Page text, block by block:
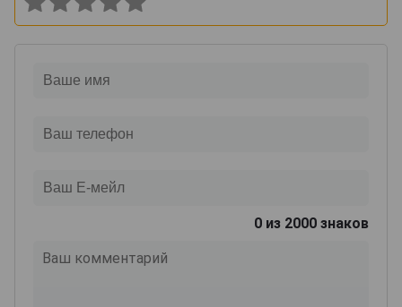
0 из 2000 знаков